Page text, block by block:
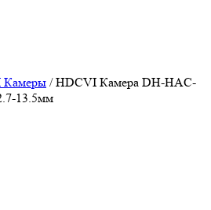
Камеры / HDCVI Камера DH-HAC-
13.5мм